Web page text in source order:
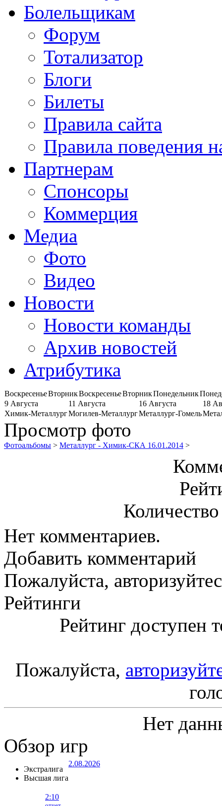
Болельщикам
Форум
Тотализатор
Блоги
Билеты
Правила сайта
Правила поведения
Партнерам
Спонсоры
Коммерция
Медиа
Фото
Видео
Новости
Новости команды
Архив новостей
Атрибутика
ВоскресеньеВторникВоскресеньеВторникПонедельник
9 Августа
11 Августа 16 Августа
18
Химик-МеталлургМогилев-МеталлургМеталлург-Гомель
Просмотр фото
Фотоальбомы > Металлург - Химик-СКА 16.01.2014 >
Нет комментариев.
Добавить комментарий
Пожалуйста,
Рейтинги
Рейтинг доступен
Пожалуйста,
Нет
Обзор игр
Экстралига
Высшая лига
2.08.2026
2:10